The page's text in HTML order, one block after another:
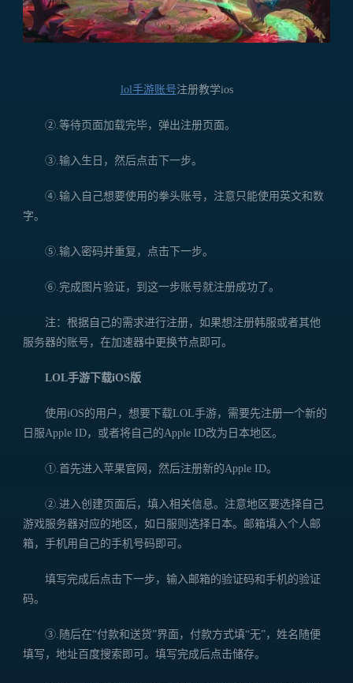
lol手游账号注册教学ios
②.等待页面加载完毕，弹出注册页面。
③.输入生日，然后点击下一步。
④.输入自己想要使用的拳头账号，注意只能使用英文和数
字。
⑤.输入密码并重复，点击下一步。
⑥.完成图片验证，到这一步账号就注册成功了。
注：根据自己的需求进行注册，如果想注册韩服或者其他
服务器的账号，在加速器中更换节点即可。
LOL手游下载iOS版
使用iOS的用户，想要下载LOL手游，需要先注册一个新的
日服Apple ID，或者将自己的Apple ID改为日本地区。
①.首先进入苹果官网，然后注册新的Apple ID。
②.进入创建页面后，填入相关信息。注意地区要选择自己
游戏服务器对应的地区，如日服则选择日本。邮箱填入个人邮
箱，手机用自己的手机号码即可。
填写完成后点击下一步，输入邮箱的验证码和手机的验证
码。
③.随后在“付款和送货”界面，付款方式填“无”，姓名随便
填写，地址百度搜索即可。填写完成后点击储存。